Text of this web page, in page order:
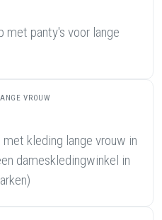
met panty's voor lange
VROUW
kleding lange vrouw in
dameskledingwinkel in